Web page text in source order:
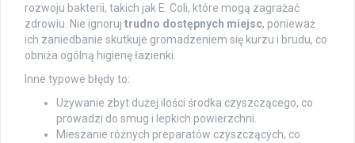
rozwoju bakterii, takich jak E. Coli, które mogą zagrażać
zdrowiu. Nie ignoruj trudno dostępnych miejsc, ponieważ
ich zaniedbanie skutkuje gromadzeniem się kurzu i brudu, co
obniża ogólną higienę łazienki.
Inne typowe błędy to:
Używanie zbyt dużej ilości środka czyszczącego, co
prowadzi do smug i lepkich powierzchni.
Mieszanie różnych preparatów czyszczących, co